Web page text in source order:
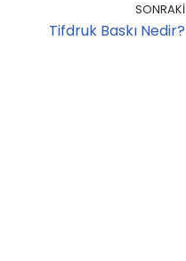
SONRAKI
Tifdruk Baskı Nedir?